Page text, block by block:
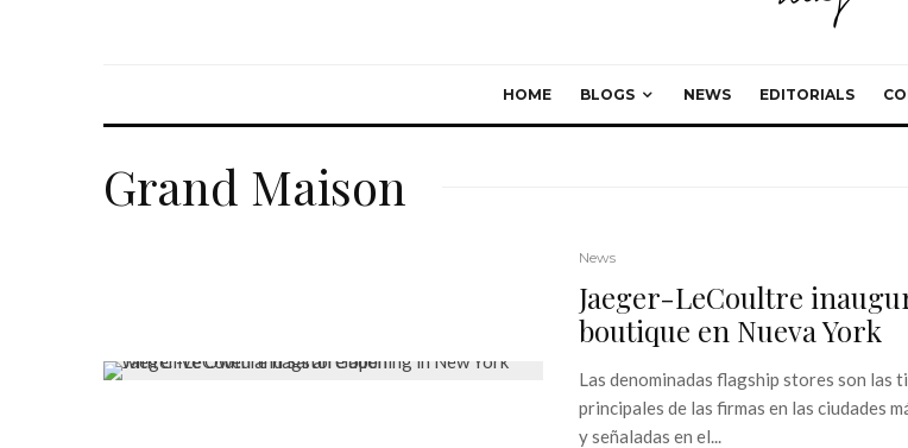
HOME BLOGS NEWS EDITORIALS
Grand Maison
News
Jaeger-LeCoultre
boutique en Nueva York
Las denominadas flagship stores son las
principales de las firmas en las ciudades
y señaladas en el...